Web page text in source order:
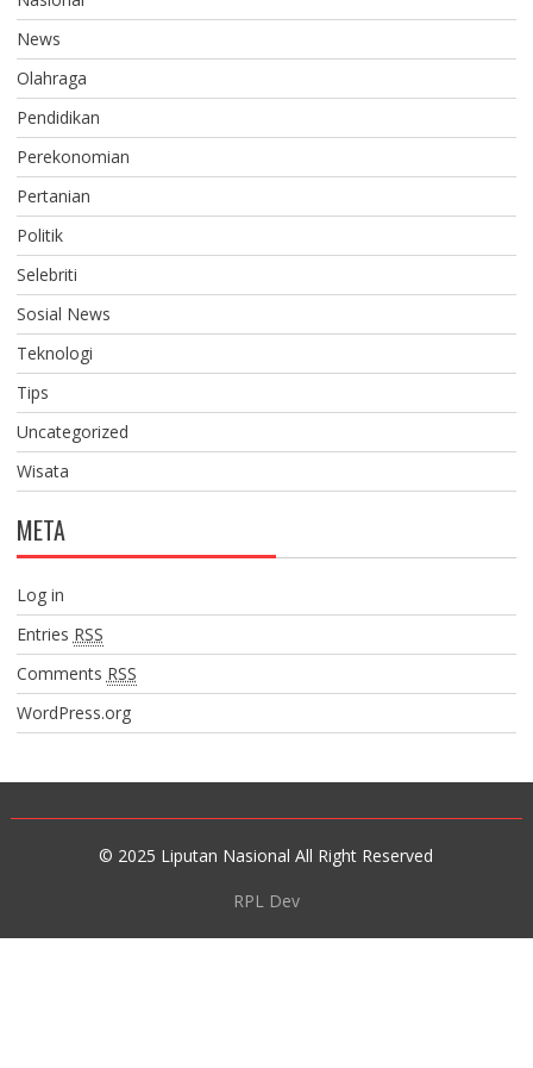
News
Olahraga
Pendidikan
Perekonomian
Pertanian
Politik
Selebriti
Sosial News
Teknologi
Tips
Uncategorized
Wisata
META
Log in
Entries RSS
Comments RSS
WordPress.org
© 2025 Liputan Nasional All Right Reserved
RPL Dev